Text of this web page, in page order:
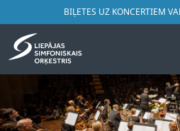
BIĻETES UZ KONCERTIEM